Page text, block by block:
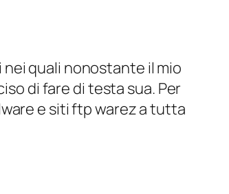
quali nonostante il mio
di fare di testa sua. Per
e siti ftp warez a tutta